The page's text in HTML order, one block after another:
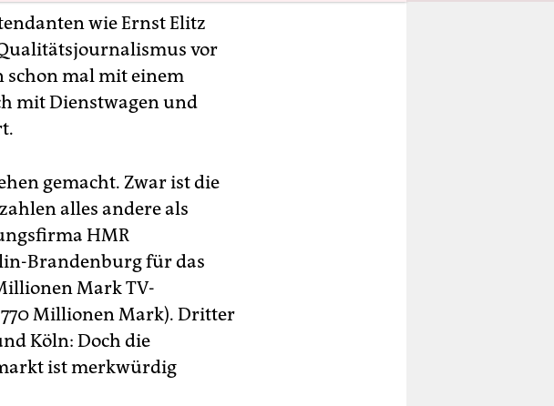
wie Ernst Elitz
vor
schon mal mit einem
mit Dienstwagen und
gemacht. Zwar ist die
alles andere als
HMR
Brandenburg für das
Mark TV-
Millionen Mark). Dritter
Köln: Doch die
ist merkwürdig